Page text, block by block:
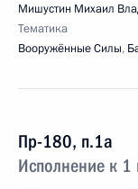
Мишустин Михаил
Тематика
Вооружённые Силы,
Пр-180, п.1а
Исполнение к